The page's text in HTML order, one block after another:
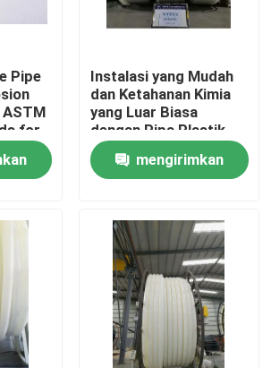
Pipe
for
Instalasi yang Mudah
dan Ketahanan Kimia
yang Luar Biasa
dengan Pipa Plastik
yang Diperkuat Serat
Kaca
mengirimkan